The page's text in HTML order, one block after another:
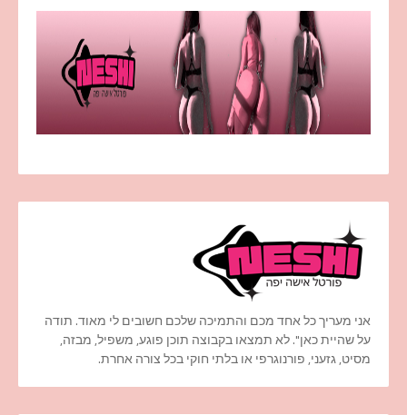
אני מעריך כל אחד מכם והתמיכה שלכם חשובים לי מאוד. תודה
על שהיית כאן". לא תמצאו בקבוצה תוכן פוגע, משפיל, מבזה,
מסיט, גזעני, פורנוגרפי או בלתי חוקי בכל צורה אחרת.